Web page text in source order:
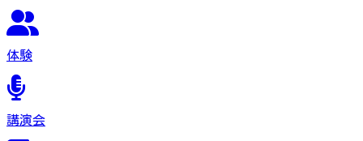
体験
講演会